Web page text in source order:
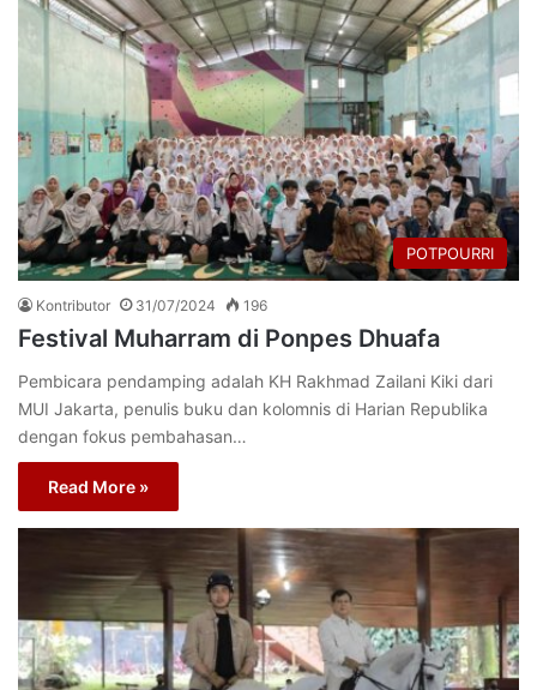
POTPOURRI
Kontributor 31/07/2024 196
Festival Muharram di Ponpes Dhuafa
Pembicara pendamping adalah KH Rakhmad Zailani Kiki dari
MUI Jakarta, penulis buku dan kolomnis di Harian Republika
dengan fokus pembahasan…
Read More »